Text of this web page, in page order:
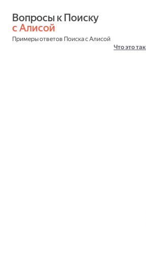
с Алисой
Примеры ответов Поиска с Алисой
Что это